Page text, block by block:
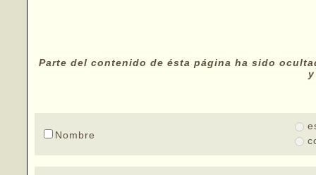
Parte del contenido de ésta página ha sido
Nombre